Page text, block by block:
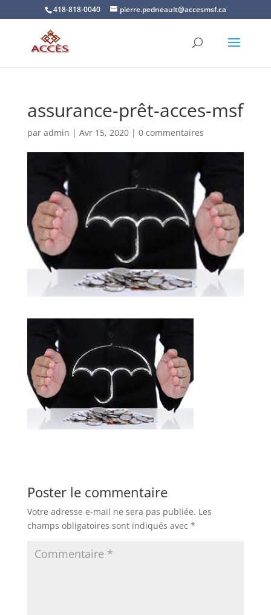
418-818-0040 pierre.pedneault@accesmsf.ca
assurance-prêt-acces-msf
par admin | Avr 15, 2020| 0 commentaires
Poster le commentaire
Votre adresse e-mail ne sera pas publiée. Les
champs obligatoires sont indiqués avec *